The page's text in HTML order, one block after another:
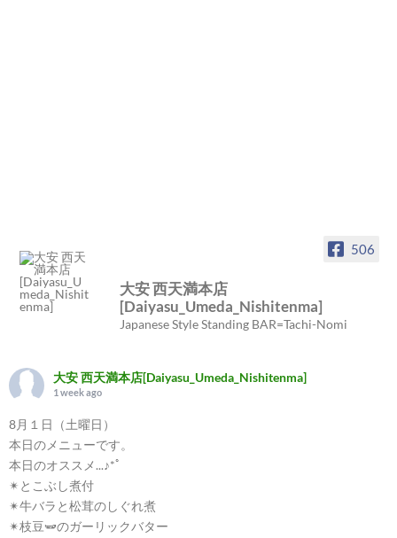
506
大安 西天満本店
[Daiyasu_Umeda_Nishitenma]
Japanese Style Standing BAR=Tachi-Nomi
大安 西天満本店[Daiyasu_Umeda_Nishitenma]
1 week ago
8月１日（土曜日）
本日のメニューです。
本日のオススメ...♪*ﾟ
✴︎とこぶし煮付
✴︎牛バラと松茸のしぐれ煮
✴︎枝豆🫛のガーリックバター